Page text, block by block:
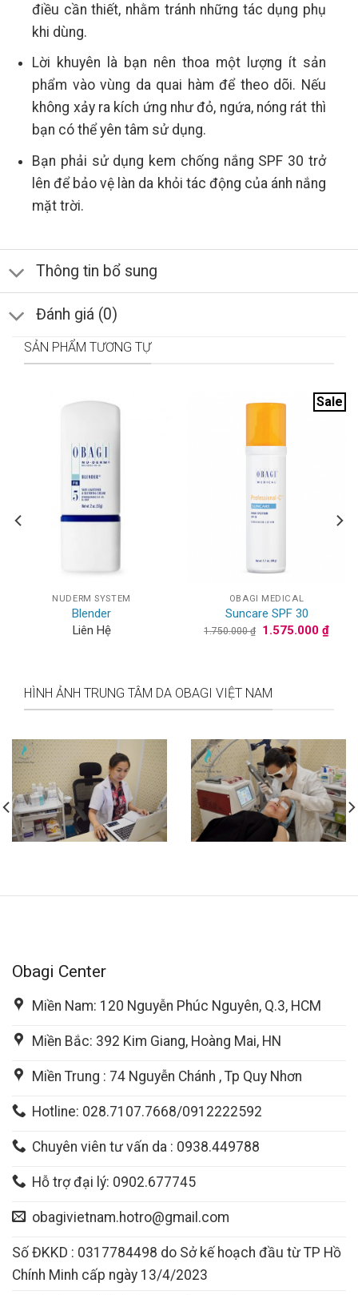
điều cần thiết, nhằm tránh những tác dụng phụ
khi dùng.
Lời khuyên là bạn nên thoa một lượng ít sản
phẩm vào vùng da quai hàm để theo dõi. Nếu
không xảy ra kích ứng như đỏ, ngứa, nóng rát thì
bạn có thể yên tâm sử dụng.
Bạn phải sử dụng kem chống nắng SPF 30 trở
lên để bảo vệ làn da khỏi tác động của ánh nắng
mặt trời.
Thông tin bổ sung
Đánh giá (0)
SẢN PHẨM TƯƠNG TỰ
NUDERM SYSTEM
Blender
Liên Hệ
Sale
OBAGI MEDICAL
Suncare SPF 30
1.750.000₫ Giá
1.575.000 ₫Giá
hiện
HÌNH ẢNH TRUNG TÂM DA OBAGI VIỆT NAM
Obagi Center
Miền Nam: 120 Nguyễn Phúc Nguyên, Q.3, HCM
Miền Bắc: 392 Kim Giang, Hoàng Mai, HN
Miền Trung : 74 Nguyễn Chánh , Tp Quy Nhơn
Hotline: 028.7107.7668/0912222592
Chuyên viên tư vấn da : 0938.449788
Hỗ trợ đại lý: 0902.677745
obagivietnam.hotro@gmail.com
Số ĐKKD : 0317784498 do Sở kế hoạch đầu từ TP Hồ
Chính Minh cấp ngày 13/4/2023